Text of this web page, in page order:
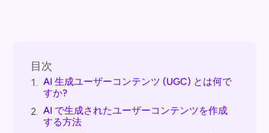
目次
1. AI 生成ユーザーコンテンツ (UGC) とは何で
すか?
2. AI で生成されたユーザーコンテンツを作成
する方法